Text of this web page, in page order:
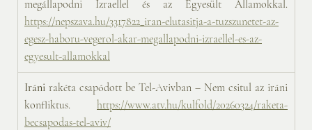
https://nepszava.hu/3317822_iran-elutasitja-a-tuzszunetet-az-
egesz-haboru-vegerol-akar-megallapodni-izraellel-es-az-
egyesult-allamokkal
Iráni rakéta csapódott be Tel-Avivban – Nem csitul az iráni
konfliktus. https://www.atv.hu/kulfold/20260324/raketa-
becsapodas-tel-aviv/